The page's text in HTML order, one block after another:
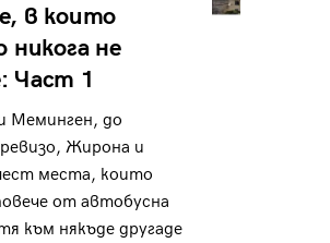
в които
никога не
Част 1
Меминген, до
Жирона и
места, които
от автобусна
към някъде другаде